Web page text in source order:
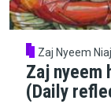
Zaj Nyeem
Zaj nyeem
(Daily